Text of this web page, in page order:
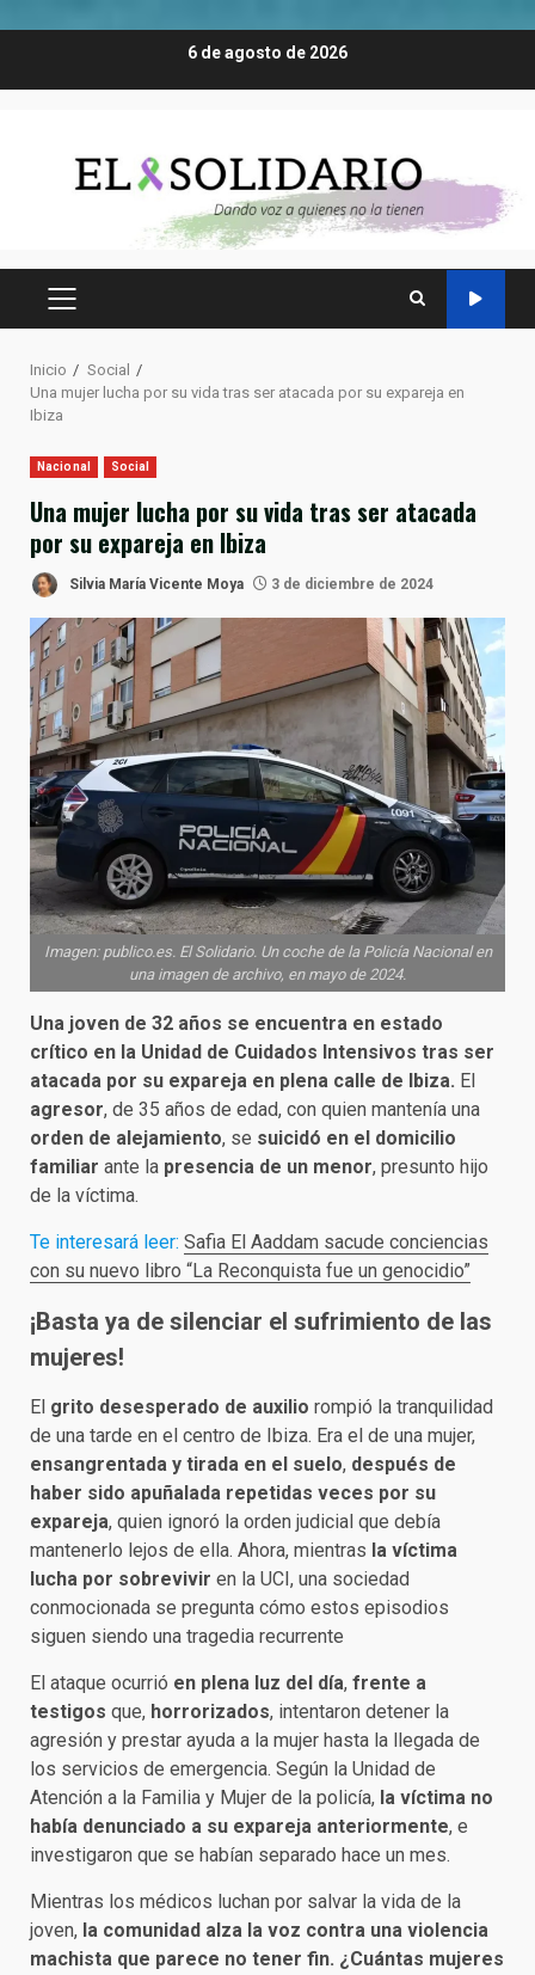
6 de agosto de 2026
MENÚ
Inicio
Social
Una mujer lucha por su vida tras ser atacada por su expareja en
Ibiza
Nacional Social
Una mujer lucha por su vida tras ser atacada
por su expareja en Ibiza
Silvia María Vicente Moya 3 de diciembre de 2024
Imagen: publico.es. El Solidario. Un coche de la Policía Nacional en
una imagen de archivo, en mayo de 2024.
Una joven de 32 años se encuentra en estado
crítico en la Unidad de Cuidados Intensivos tras ser
atacada por su expareja en plena calle de Ibiza. El
agresor, de 35 años de edad, con quien mantenía una
orden de alejamiento, se suicidó en el domicilio
familiar ante la presencia de un menor, presunto hijo
de la víctima.
Te interesará leer: Safia El Aaddam sacude conciencias
con su nuevo libro “La Reconquista fue un genocidio”
¡Basta ya de silenciar el sufrimiento de las
mujeres!
El grito desesperado de auxilio rompió la tranquilidad
de una tarde en el centro de Ibiza. Era el de una mujer,
ensangrentada y tirada en el suelo, después de
haber sido apuñalada repetidas veces por su
expareja, quien ignoró la orden judicial que debía
mantenerlo lejos de ella. Ahora, mientras la víctima
lucha por sobrevivir en la UCI, una sociedad
conmocionada se pregunta cómo estos episodios
siguen siendo una tragedia recurrente
El ataque ocurrió en plena luz del día, frente a
testigos que, horrorizados, intentaron detener la
agresión y prestar ayuda a la mujer hasta la llegada de
los servicios de emergencia. Según la Unidad de
Atención a la Familia y Mujer de la policía, la víctima no
había denunciado a su expareja anteriormente, e
investigaron que se habían separado hace un mes.
Mientras los médicos luchan por salvar la vida de la
joven, la comunidad alza la voz contra una violencia
machista que parece no tener fin. ¿Cuántas mujeres